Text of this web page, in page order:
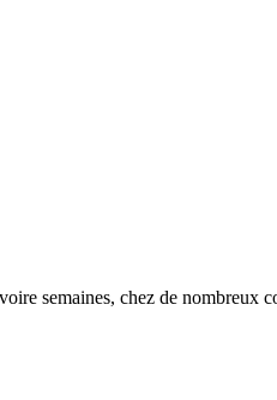
semaines, chez de nombreux